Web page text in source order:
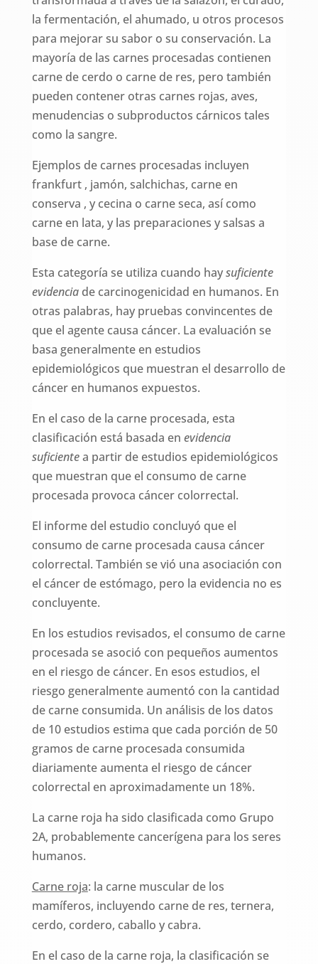
la fermentación, el ahumado, u otros procesos
para mejorar su sabor o su conservación. La
mayoría de las carnes procesadas contienen
carne de cerdo o carne de res, pero también
pueden contener otras carnes rojas, aves,
menudencias o subproductos cárnicos tales
como la sangre.
Ejemplos de carnes procesadas incluyen
frankfurt , jamón, salchichas, carne en
conserva , y cecina o carne seca, así como
carne en lata, y las preparaciones y salsas a
base de carne.
Esta categoría se utiliza cuando haysuficiente
evidenciade carcinogenicidad en humanos. En
otras palabras, hay pruebas convincentes de
que el agente causa cáncer. La evaluación se
basa generalmente en estudios
epidemiológicos que muestran el desarrollo de
cáncer en humanos expuestos.
En el caso de la carne procesada, esta
clasificación está basada en evidencia
suficientea partir de estudios epidemiológicos
que muestran que el consumo de carne
procesada provoca cáncer colorrectal.
El informe del estudio concluyó que el
consumo de carne procesada causa cáncer
colorrectal. También se vió una asociación con
el cáncer de estómago, pero la evidencia no es
concluyente.
En los estudios revisados, el consumo de carne
procesada se asoció con pequeños aumentos
en el riesgo de cáncer. En esos estudios, el
riesgo generalmente aumentó con la cantidad
de carne consumida. Un análisis de los datos
de 10 estudios estima que cada porción de 50
gramos de carne procesada consumida
diariamente aumenta el riesgo de cáncer
colorrectal en aproximadamente un 18%.
La carne roja ha sido clasificada como Grupo
2A, probablemente cancerígena para los seres
humanos.
Carne roja: la carne muscular de los
mamíferos, incluyendo carne de res, ternera,
cerdo, cordero, caballo y cabra.
En el caso de la carne roja, la clasificación se